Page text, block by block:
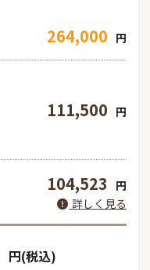
264,000 円
111,500 円
104,523
円
詳しく見る
円(税込)